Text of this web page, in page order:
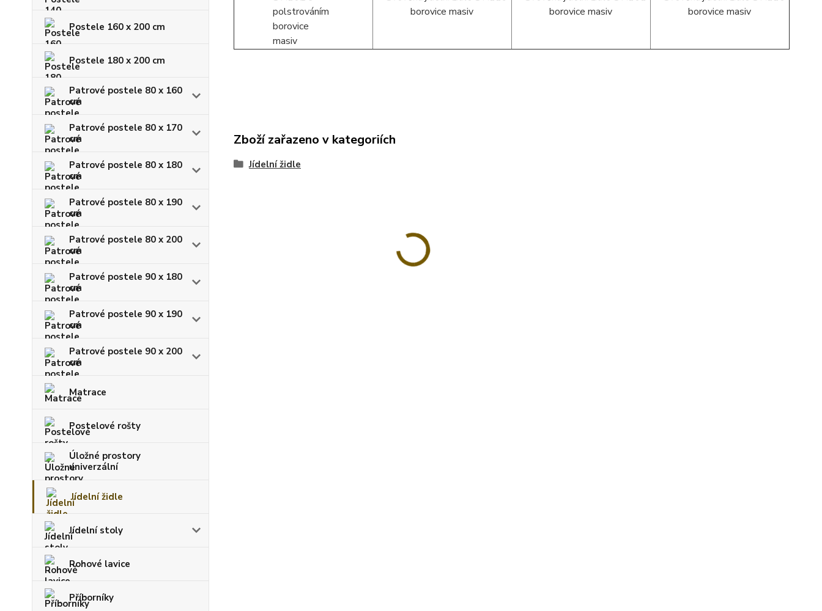
Postele 160 x 200 cm
Postele 180 x 200 cm
Patrové postele 80 x 160
cm
Patrové postele 80 x 170
cm
Patrové postele 80 x 180
cm
Patrové postele 80 x 190
cm
Patrové postele 80 x 200
cm
Patrové postele 90 x 180
cm
Patrové postele 90 x 190
cm
Patrové postele 90 x 200
cm
Matrace
Postelové rošty
Úložné prostory
univerzální
Jídelní židle
Jídelní stoly
Rohové lavice
Příborníky
Zboží zařazeno v kategoriích
Jídelní židle